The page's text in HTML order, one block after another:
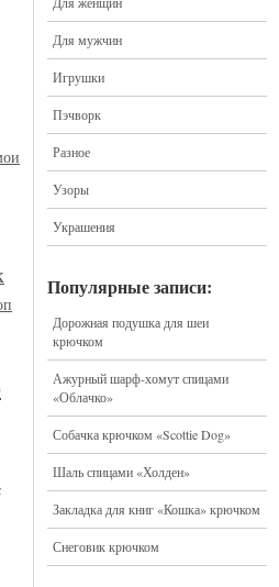
Для мужчин
Игрушки
Пэчворк
Разное
Узоры
Украшения
Популярные записи:
Дорожная подушка для шеи
крючком
Ажурный шарф-хомут спицами
«Облачко»
Собачка крючком «Scottie Dog»
Шаль спицами «Холден»
Закладка для книг «Кошка» крючком
Снеговик крючком